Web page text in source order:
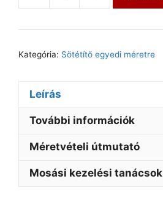
Kategória: Sötétítő egyedi méretre
Leírás
További információk
Méretvételi útmutató
Mosási kezelési tanácsok